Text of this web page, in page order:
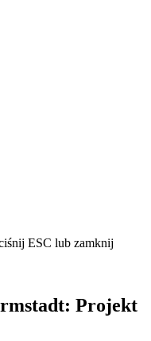
ESC lub zamknij
Projekt